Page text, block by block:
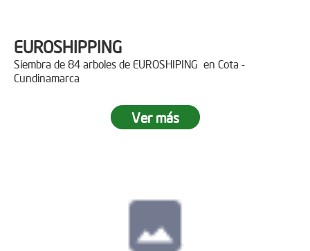
EUROSHIPPING
Siembra de 84 arboles de EUROSHIPING en Cota -
Cundinamarca
Ver más